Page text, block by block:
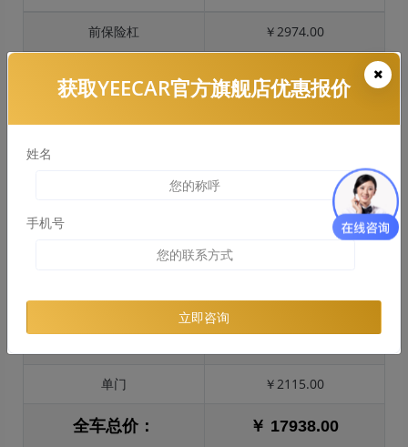
前保险杠 ￥2974.00
车顶 ￥3951.00
单门 ￥2115.00
全车总价： ￥ 17938.00
获取YEECAR官方旗舰店优惠报价
姓名
手机号
立即咨询